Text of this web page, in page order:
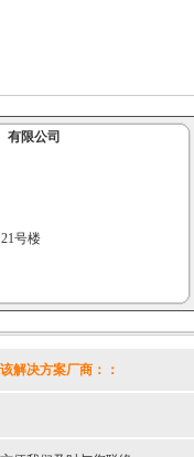
有限公司
号楼
解决方案厂商： ：